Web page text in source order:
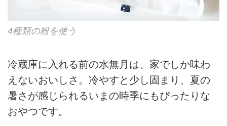
4種類の粉を使う
冷蔵庫に入れる前の水無月は、家でしか味わ
えないおいしさ。冷やすと少し固まり、夏の
暑さが感じられるいまの時季にもぴったりな
おやつです。